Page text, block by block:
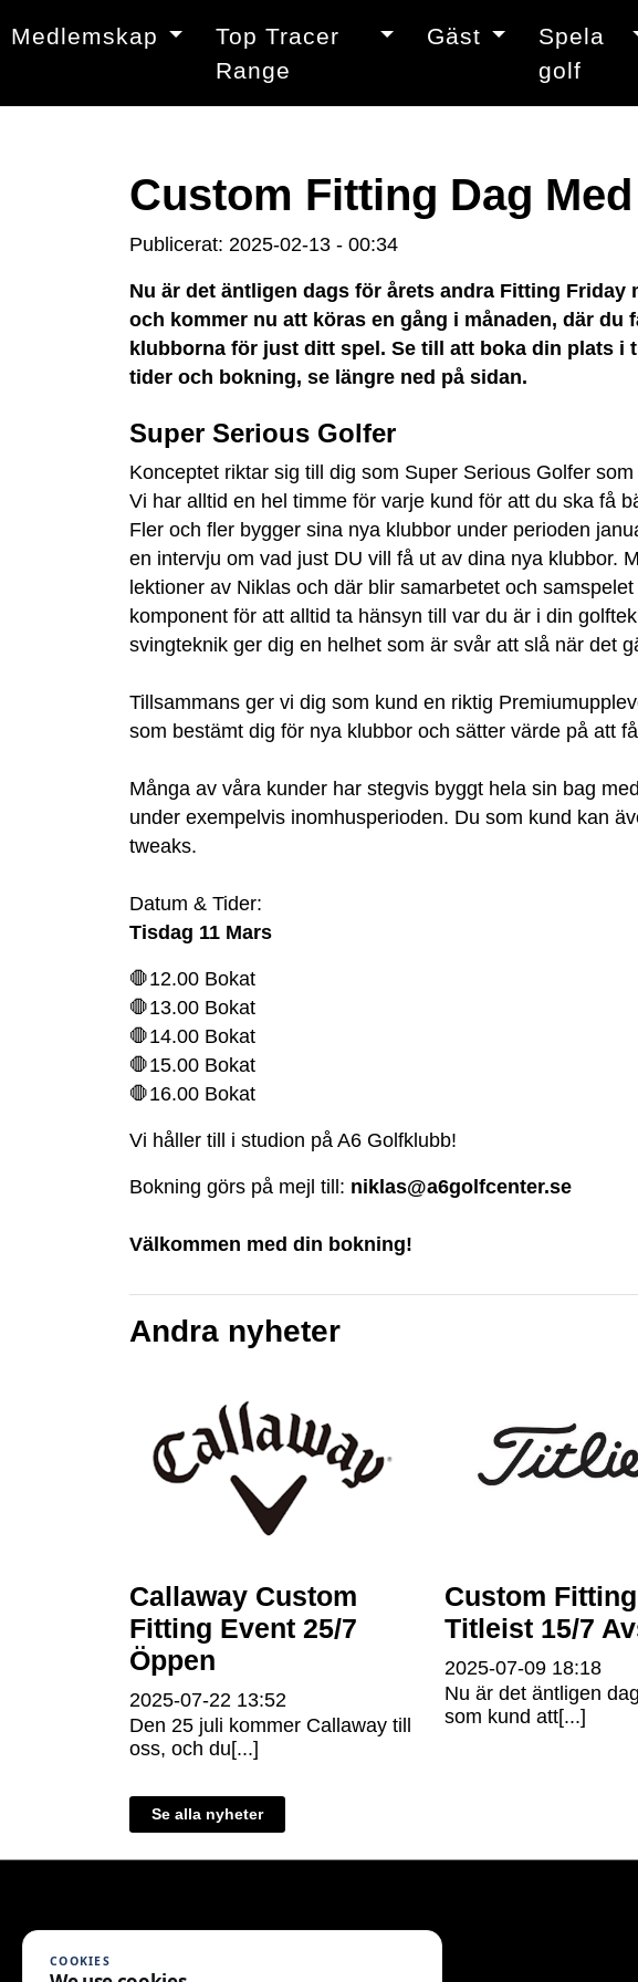
Medlemskap
Top Tracer
Range
Gäst
Spela
golf
Custom Fitting Dag
Publicerat: 2025-02-13 - 00:34
Nu är det äntligen dags för årets andra Fitting
och kommer nu att köras en gång i månaden, där
klubborna för just ditt spel. Se till att boka din plats
tider och bokning, se längre ned på sidan.
Super Serious Golfer
Konceptet riktar sig till dig som Super Serious Golfer
Vi har alltid en hel timme för varje kund för att du ska få
Fler och fler bygger sina nya klubbor under perioden
en intervju om vad just DU vill få ut av dina nya klubbor.
lektioner av Niklas och där blir samarbetet och
komponent för att alltid ta hänsyn till var du är i din
svingteknik ger dig en helhet som är svår att slå när det
Tillsammans ger vi dig som kund en riktig
som bestämt dig för nya klubbor och sätter värde på att
Många av våra kunder har stegvis byggt hela sin bag
under exempelvis inomhusperioden. Du som kund kan
tweaks.
Datum & Tider:
Tisdag 11 Mars
🛑12.00 Bokat
🛑13.00 Bokat
🛑14.00 Bokat
🛑15.00 Bokat
🛑16.00 Bokat
Vi håller till i studion på A6 Golfklubb!
Bokning görs på mejl till: niklas@a6golfcenter.se
Välkommen med din bokning!
Andra nyheter
Callaway Custom
Fitting Event 25/7
Öppen
2025-07-22 13:52
Den 25 juli kommer Callaway till
oss, och du[...]
Custom Fitting
Titleist 15/7
2025-07-09 18:18
Nu är det äntligen
som kund att[...]
Se alla nyheter
COOKIES